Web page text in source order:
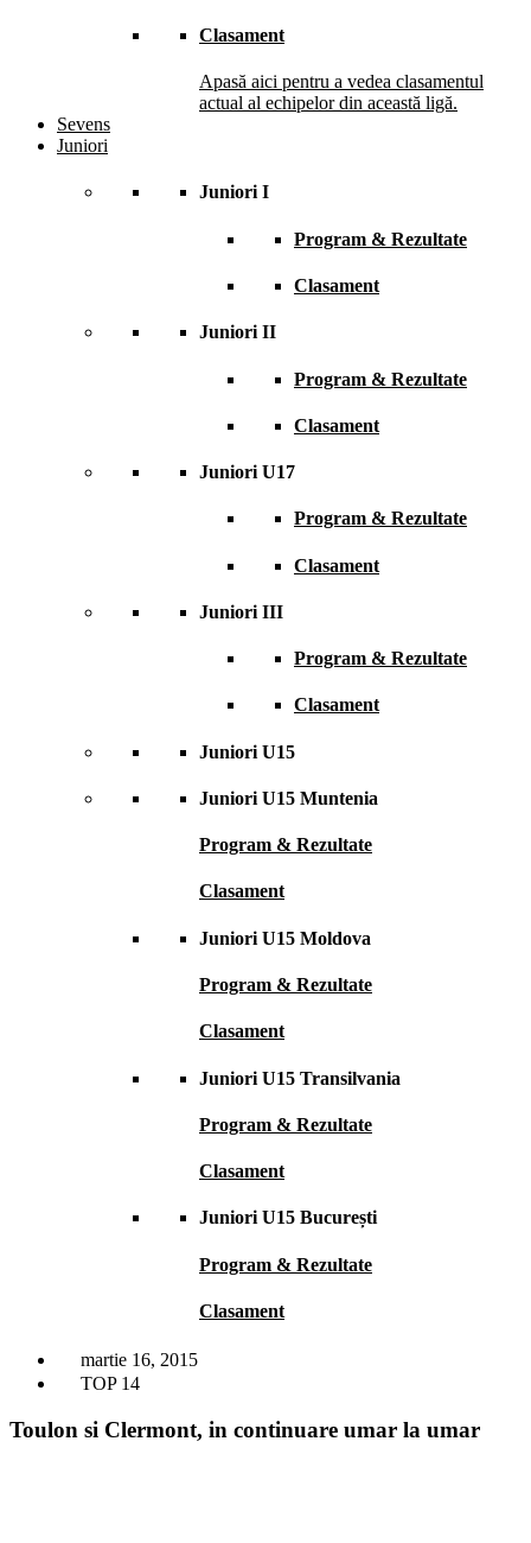
Clasament
Apasă aici pentru a vedea clasamentul
actual al echipelor din această ligă.
Sevens
Juniori
Juniori I
Program & Rezultate
Clasament
Juniori II
Program & Rezultate
Clasament
Juniori U17
Program & Rezultate
Clasament
Juniori III
Program & Rezultate
Clasament
Juniori U15
Juniori U15 Muntenia
Program & Rezultate
Clasament
Juniori U15 Moldova
Program & Rezultate
Clasament
Juniori U15 Transilvania
Program & Rezultate
Clasament
Juniori U15 București
Program & Rezultate
Clasament
martie 16, 2015
TOP 14
Toulon si Clermont, in continuare umar la umar